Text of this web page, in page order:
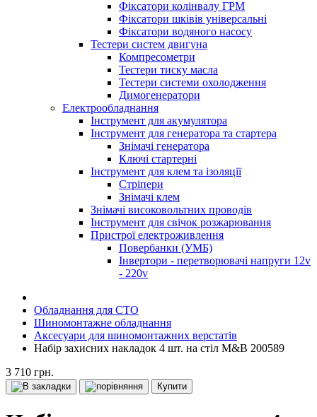
Фіксатори колінвалу ГРМ
Фіксатори шківів універсальні
Фіксатори водяного насосу
Тестери систем двигуна
Компресометри
Тестери тиску масла
Тестери системи охолодження
Димогенератори
Електрообладнання
Інструмент для акумулятора
Інструмент для генератора та стартера
Знімачі генератора
Ключі стартерні
Інструмент для клем та ізоляції
Стріпери
Знімачі клем
Знімачі високовольтних проводів
Інструмент для свічок розжарювання
Пристрої електроживлення
Повербанки (УМБ)
Інвертори - перетворювачі напруги 12v
- 220v
Обладнання для СТО
Шиномонтажне обладнання
Аксесуари для шиномонтажних верстатів
Набір захисних накладок 4 шт. на стіл M&B 200589
3 710 грн.
Купити